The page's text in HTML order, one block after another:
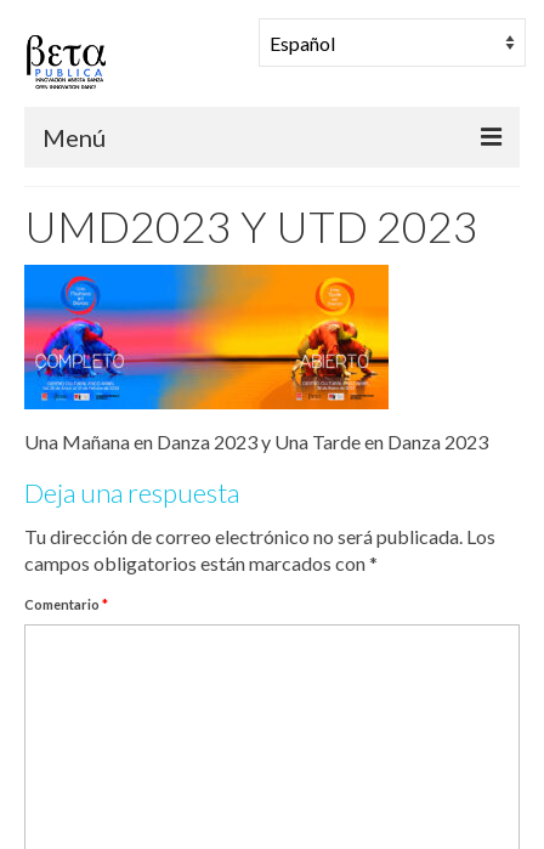
Menú
Una Mañana en Danza
Comunidad
Archivo
Noticias
UMD2023 Y UTD 2023
Una Mañana en Danza 2023 y Una Tarde en Danza 2023
Deja una respuesta
Tu dirección de correo electrónico no será publicada. Los
campos obligatorios están marcados con*
Comentario *